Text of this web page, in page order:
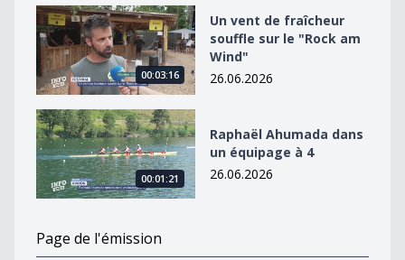
Un vent de fraîcheur souffle sur le &quot;Rock am
00:03:16
Un vent de fraîcheur
souffle sur le "Rock am
Wind"
26.06.2026
Raphaël Ahumada dans un équipage à 4
00:01:21
Raphaël Ahumada dans
un équipage à 4
26.06.2026
Page de l'émission